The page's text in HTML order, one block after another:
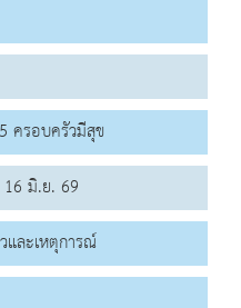
ครอบครัวมีสุข
มิ.ย. 69
และเหตุการณ์